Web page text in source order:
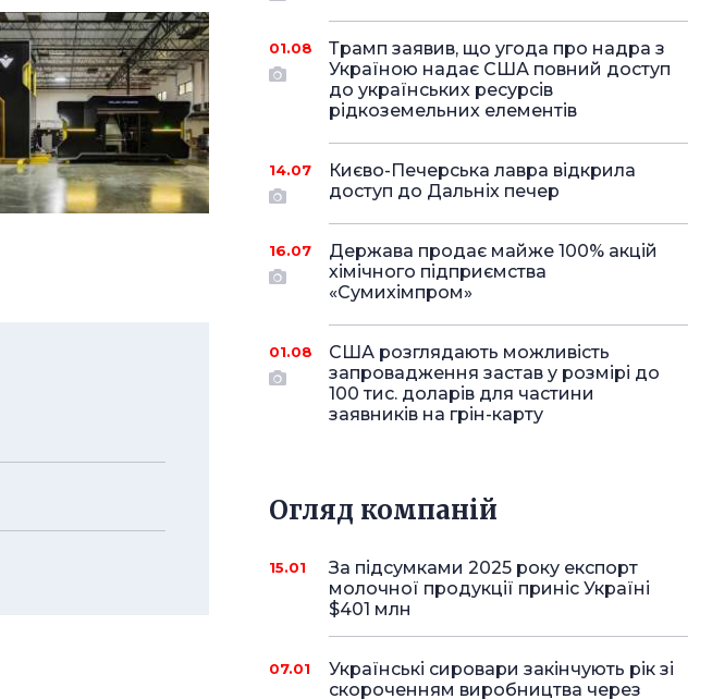
01.08
Трамп заявив, що угода про надра з
Україною надає США повний доступ
до українських ресурсів
рідкоземельних елементів
14.07
Києво-Печерська лавра відкрила
доступ до Дальніх печер
16.07
Держава продає майже 100% акцій
хімічного підприємства
«Сумихімпром»
01.08
США розглядають можливість
запровадження застав у розмірі до
100 тис. доларів для частини
заявників на грін-карту
Огляд компаній
15.01
За підсумками 2025 року експорт
молочної продукції приніс Україні
$401 млн
07.01
Українські сировари закінчують рік зі
скороченням виробництва через